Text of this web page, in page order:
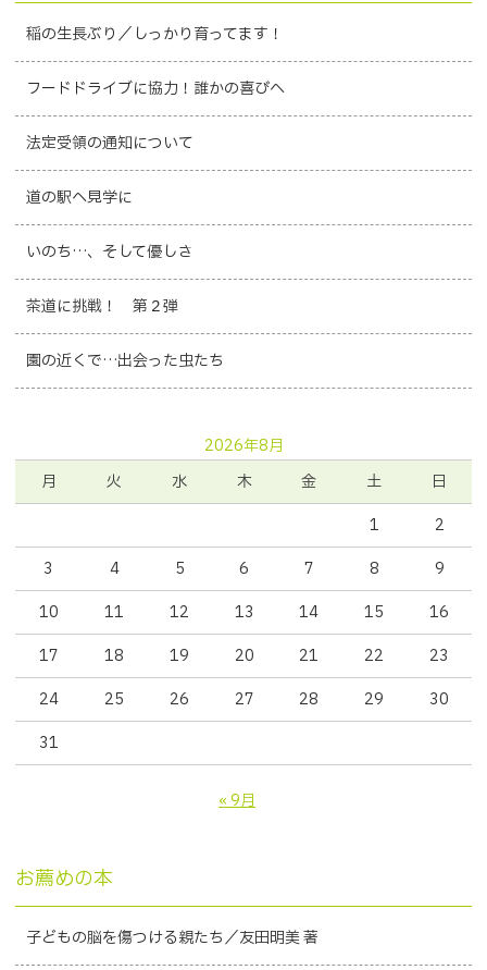
稲の生長ぶり／しっかり育ってます！
フードドライブに協力！誰かの喜びへ
法定受領の通知について
道の駅へ見学に
いのち…、そして優しさ
茶道に挑戦！ 第２弾
園の近くで…出会った虫たち
2026年8月
月
火 水 木 金 土
日
1
2
3
4 5 6 7 8
9
10
11 12 13 14 15
16
17
18 19 20 21 22
23
24
25 26 27 28 29
30
31
« 9月
お薦めの本
子どもの脳を傷つける親たち／友田明美 著